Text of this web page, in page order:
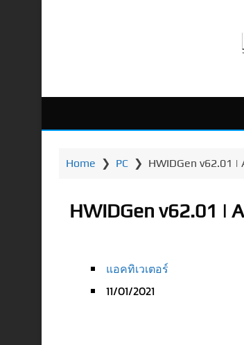
Home ❯ PC❯ HWIDGen v62.01
HWIDGen v62.01
แอคทิเวเตอร์
11/01/2021